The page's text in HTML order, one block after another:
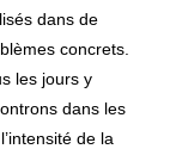
dans de
concrets.
les jours y
dans les
de la